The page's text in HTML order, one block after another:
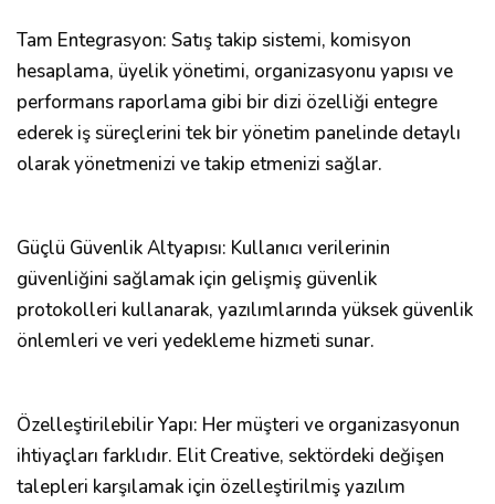
Tam Entegrasyon: Satış takip sistemi, komisyon
hesaplama, üyelik yönetimi, organizasyonu yapısı ve
performans raporlama gibi bir dizi özelliği entegre
ederek iş süreçlerini tek bir yönetim panelinde detaylı
olarak yönetmenizi ve takip etmenizi sağlar.
Güçlü Güvenlik Altyapısı: Kullanıcı verilerinin
güvenliğini sağlamak için gelişmiş güvenlik
protokolleri kullanarak, yazılımlarında yüksek güvenlik
önlemleri ve veri yedekleme hizmeti sunar.
Özelleştirilebilir Yapı: Her müşteri ve organizasyonun
ihtiyaçları farklıdır. Elit Creative, sektördeki değişen
talepleri karşılamak için özelleştirilmiş yazılım